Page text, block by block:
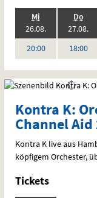
Mi
26.08.
20:00Uhr
Do.,
27.08.
18:00Uhr
Kontra K:
Channel Aid
Kontra K live aus
köpfigem Orchester,
Tickets